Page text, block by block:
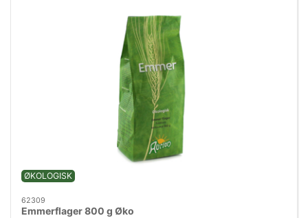
ØKOLOGISK
62309
Emmerflager 800 g Øko